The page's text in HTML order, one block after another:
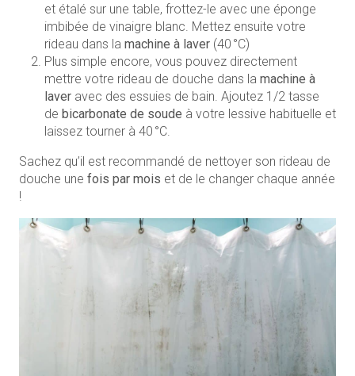
et étalé sur une table, frottez-le avec une éponge
imbibée de vinaigre blanc. Mettez ensuite votre
rideau dans la machine à laver (40 °C)
Plus simple encore, vous pouvez directement
mettre votre rideau de douche dans la machine à
laver avec des essuies de bain. Ajoutez 1/2 tasse
de bicarbonate de soude à votre lessive habituelle et
laissez tourner à 40 °C.
Sachez qu’il est recommandé de nettoyer son rideau de
douche une fois par mois et de le changer chaque année
!